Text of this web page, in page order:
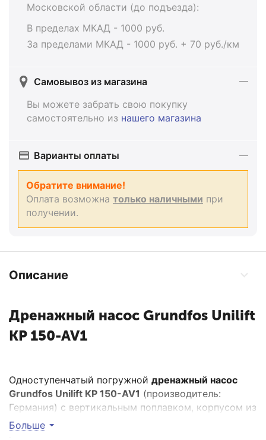
Московской области (до подъезда):
В пределах МКАД - 1000 руб.
За пределами МКАД - 1000 руб. + 70 руб./км
Самовывоз из магазина
Вы можете забрать свою покупку
самостоятельно из нашего магазина
Варианты оплаты
Обратите внимание!
Оплата возможна только наличными при
получении.
Описание
Дренажный насос Grundfos Unilift
KP 150-AV1
Одноступенчатый погружной дренажный насос
Grundfos Unilift KP 150-AV1 (производитель:
Германия) с вертикальным поплавком, корпусом из
нержавеющей стали и вертикальным напорным
патрубком. Насос имеет сетчатый фильтр (из
Больше